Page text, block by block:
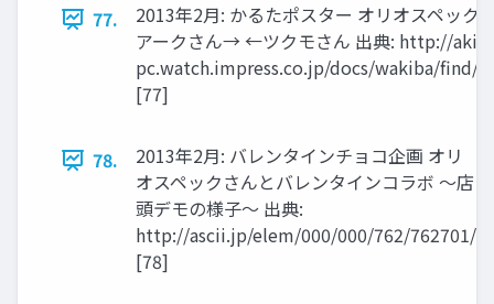
77.
2013年2月: かるたポスター オリオスペック
アークさん→ ←ツクモさん 出典: http://
pc.watch.impress.co.jp/docs/wakiba/find/
[77]
78.
2013年2月: バレンタインチョコ企画 オリ
オスペックさんとバレンタインコラボ ～店
頭デモの様子～ 出典:
http://ascii.jp/elem/000/000/762/762701/
[78]